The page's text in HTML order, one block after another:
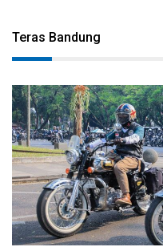
Teras Bandung
2026-08-09 09:55:44